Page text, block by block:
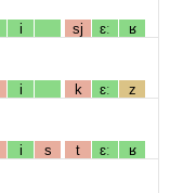
i sj ɛː ʁ
i k ɛː z
i s t ɛː ʁ